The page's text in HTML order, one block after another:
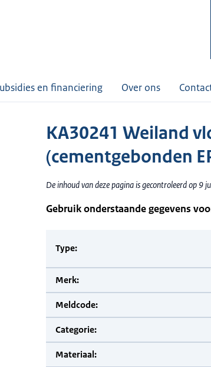
en financiering Over ons
KA30241 Weiland
(cementgebonden
De inhoud van deze pagina is gecontroleerd op 9
Gebruik onderstaande gegevens
Type:
Merk:
Meldcode:
Categorie:
Materiaal: